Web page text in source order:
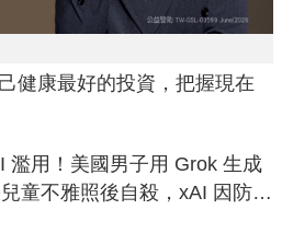
健康最好的投資，把握現在
濫用！美國男子用 Grok 生成
童不雅照後自殺，xAI 因防護